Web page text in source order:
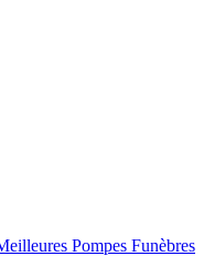
Pompes Funèbres